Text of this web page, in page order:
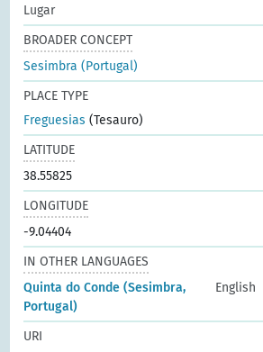
Lugar
BROADER CONCEPT
Sesimbra (Portugal)
PLACE TYPE
Freguesias (Tesauro)
LATITUDE
38.55825
LONGITUDE
-9.04404
IN OTHER LANGUAGES
Quinta do Conde (Sesimbra,
Portugal)
English
URI